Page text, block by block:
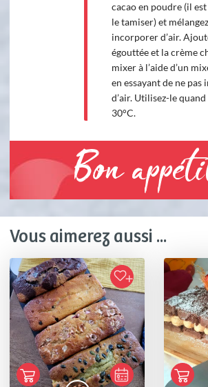
cacao en poudre (il
le tamiser) et
incorporer d’air.
égouttée et la crème
mixer à l’aide d’un
en essayant de ne
d’air. Utilisez-le
30°C.
Bon
Vous aimerez aussi ...